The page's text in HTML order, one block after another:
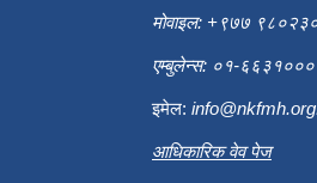
मोवाइल: +९७७
एम्बुलेन्स: ०१-६६३१०००
इमेल:
आधिकारिक वेव पेज